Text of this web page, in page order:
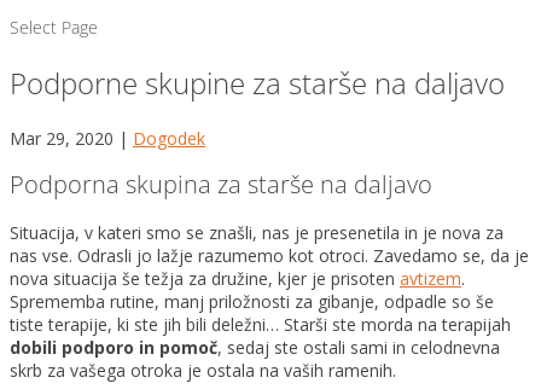
Select Page
Podporne skupine za starše na daljavo
Mar 29, 2020 | Dogodek
Podporna skupina za starše na daljavo
Situacija, v kateri smo se znašli, nas je presenetila in je nova za
nas vse. Odrasli jo lažje razumemo kot otroci. Zavedamo se, da je
nova situacija še težja za družine, kjer je prisoten avtizem.
Sprememba rutine, manj priložnosti za gibanje, odpadle so še
tiste terapije, ki ste jih bili deležni… Starši ste morda na terapijah
dobili podporo in pomoč, sedaj ste ostali sami in celodnevna
skrb za vašega otroka je ostala na vaših ramenih.